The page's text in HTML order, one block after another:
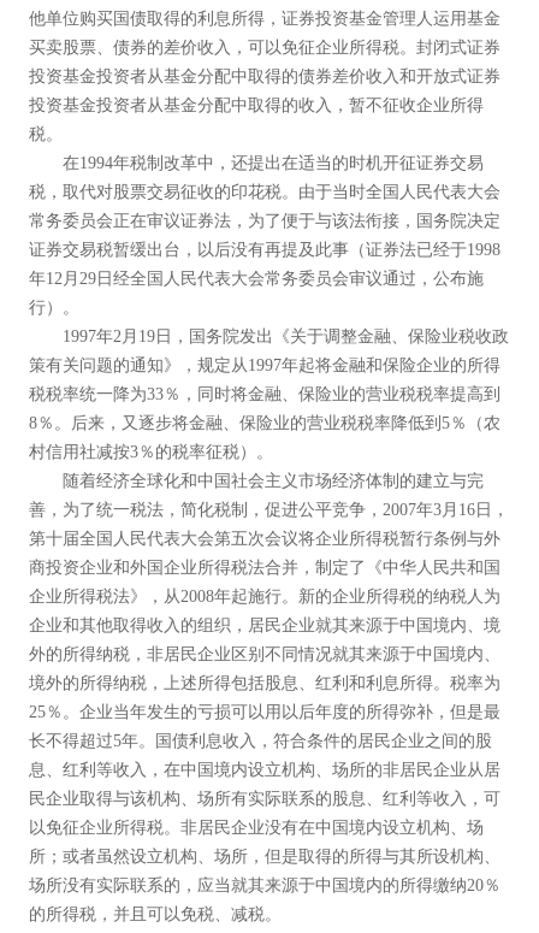
他单位购买国债取得的利息所得，证券投资基金管理人运用基金
买卖股票、债券的差价收入，可以免征企业所得税。封闭式证券
投资基金投资者从基金分配中取得的债券差价收入和开放式证券
投资基金投资者从基金分配中取得的收入，暂不征收企业所得
税。
在1994年税制改革中，还提出在适当的时机开征证券交易
税，取代对股票交易征收的印花税。由于当时全国人民代表大会
常务委员会正在审议证券法，为了便于与该法衔接，国务院决定
证券交易税暂缓出台，以后没有再提及此事（证券法已经于1998
年12月29日经全国人民代表大会常务委员会审议通过，公布施
行）。
1997年2月19日，国务院发出《关于调整金融、保险业税收政
策有关问题的通知》，规定从1997年起将金融和保险企业的所得
税税率统一降为33％，同时将金融、保险业的营业税税率提高到
8％。后来，又逐步将金融、保险业的营业税税率降低到5％（农
村信用社减按3％的税率征税）。
随着经济全球化和中国社会主义市场经济体制的建立与完
善，为了统一税法，简化税制，促进公平竞争，2007年3月16日，
第十届全国人民代表大会第五次会议将企业所得税暂行条例与外
商投资企业和外国企业所得税法合并，制定了《中华人民共和国
企业所得税法》，从2008年起施行。新的企业所得税的纳税人为
企业和其他取得收入的组织，居民企业就其来源于中国境内、境
外的所得纳税，非居民企业区别不同情况就其来源于中国境内、
境外的所得纳税，上述所得包括股息、红利和利息所得。税率为
25％。企业当年发生的亏损可以用以后年度的所得弥补，但是最
长不得超过5年。国债利息收入，符合条件的居民企业之间的股
息、红利等收入，在中国境内设立机构、场所的非居民企业从居
民企业取得与该机构、场所有实际联系的股息、红利等收入，可
以免征企业所得税。非居民企业没有在中国境内设立机构、场
所；或者虽然设立机构、场所，但是取得的所得与其所设机构、
场所没有实际联系的，应当就其来源于中国境内的所得缴纳20％
的所得税，并且可以免税、减税。